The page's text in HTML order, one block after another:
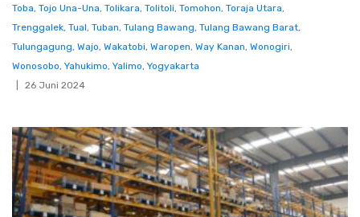
Toba, Tojo Una-Una, Tolikara, Tolitoli, Tomohon, Toraja Utara,
Trenggalek, Tual, Tuban, Tulang Bawang, Tulang Bawang Barat,
Tulungagung, Wajo, Wakatobi, Waropen, Way Kanan, Wonogiri,
Wonosobo, Yahukimo, Yalimo, Yogyakarta
26 Juni 2024